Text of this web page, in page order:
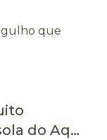
do Aqui